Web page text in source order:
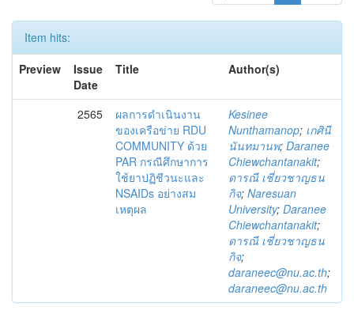
Item hits:
Preview
Issue
Date
Title Author(s)
2565
ผลการดำเนินงาน
ของเครือข่าย RDU
COMMUNITY ด้วย
PAR กรณีศึกษาการ
ใช้ยาปฏิชีวนะและ
NSAIDs อย่างสม
เหตุผล
Kesinee
Nunthamanop; เกศินี
นันทมานพ; Daranee
Chiewchantanakit;
ดารณี เชี่ยวชาญธน
กิจ; Naresuan
University; Daranee
Chiewchantanakit;
ดารณี เชี่ยวชาญธน
กิจ;
daraneec@nu.ac.th;
daraneec@nu.ac.th